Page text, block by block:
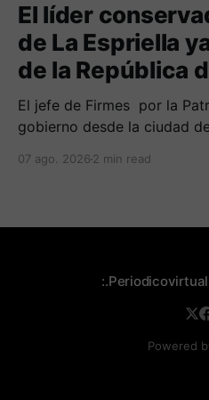
El líder
de La Espriella
de la República
El jefe de Firmes por la
gobierno desde la ciudad
gobiernos conservadores.
07 ago. 2026 2 min read
Powered